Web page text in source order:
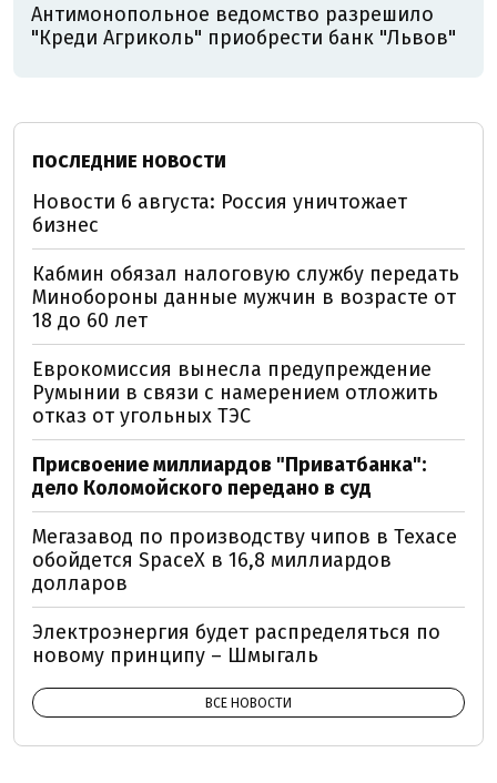
Антимонопольное ведомство разрешило
"Креди Агриколь" приобрести банк "Львов"
ПОСЛЕДНИЕ НОВОСТИ
Новости 6 августа: Россия уничтожает
бизнес
Кабмин обязал налоговую службу передать
Минобороны данные мужчин в возрасте от
18 до 60 лет
Еврокомиссия вынесла предупреждение
Румынии в связи с намерением отложить
отказ от угольных ТЭС
Присвоение миллиардов "Приватбанка":
дело Коломойского передано в суд
Мегазавод по производству чипов в Техасе
обойдется SpaceX в 16,8 миллиардов
долларов
Электроэнергия будет распределяться по
новому принципу – Шмыгаль
ВСЕ НОВОСТИ